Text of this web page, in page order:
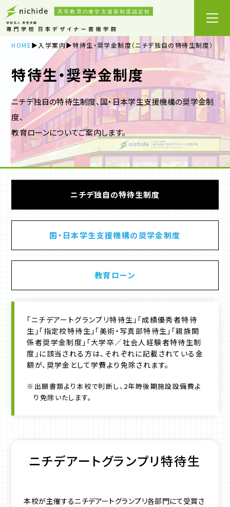
HOME 入学案内 特待生・奨学金制度（ニチデ独自の特待生制度）
特待生・奨学金制度
ニチデ独自の特待生制度、国・日本学生支援機構の奨学金制
度、
教育ローンについてご案内します。
ニチデ独自の特待生制度
国・日本学生支援機構の奨学金制度
教育ローン
「ニチデアートグランプリ特待生」「成績優秀者特待
生」「指定校特待生」「美術・写真部特待生」「親族関
係者奨学金制度」「大学卒／社会人経験者特待生制
度」に該当される方は、それぞれに記載されている金
額が、奨学金として学費より免除されます。
※出願書類より本校で判断し、2年時後期施設設備費よ
り免除いたします。
ニチデアートグランプリ特待生
本校が主催するニチデアートグランプリ各部門にて受賞さ